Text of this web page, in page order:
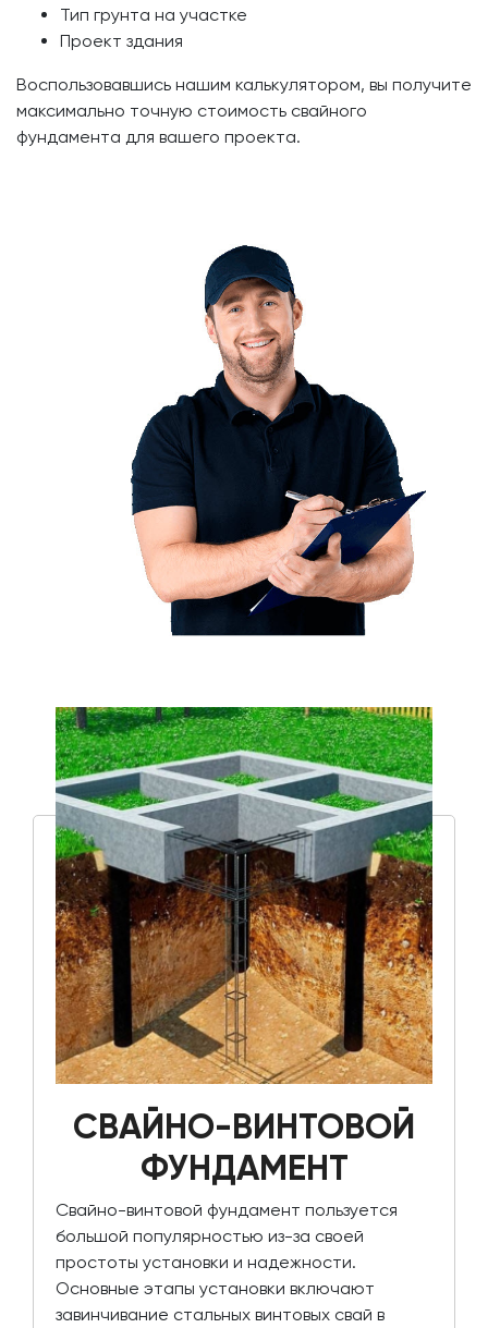
Тип грунта на участке
Проект здания
Воспользовавшись нашим калькулятором, вы получите
максимально точную стоимость свайного
фундамента для вашего проекта.
СВАЙНО-ВИНТОВОЙ
ФУНДАМЕНТ
Свайно-винтовой фундамент пользуется
большой популярностью из-за своей
простоты установки и надежности.
Основные этапы установки включают
завинчивание стальных винтовых свай в